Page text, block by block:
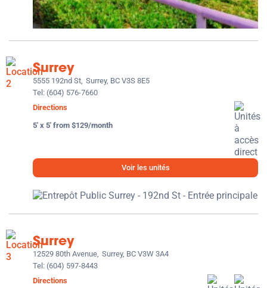
Surrey
5555 192nd St, Surrey, BC V3S 8E5
Tel: (604) 576-7660
Directions
5' x 5' from $129/month
Voir les unités
Surrey
12529 80th Avenue, Surrey, BC V3W 3A4
Tel: (604) 597-8443
Directions